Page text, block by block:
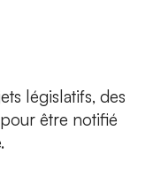
législatifs, des
être notifié